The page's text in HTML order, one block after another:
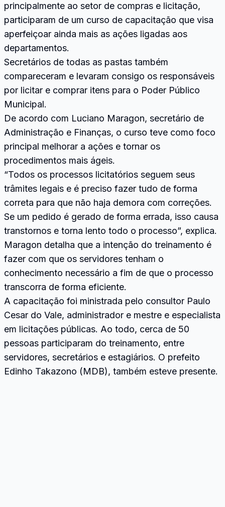
principalmente ao setor de compras e licitação,
participaram de um curso de capacitação que visa
aperfeiçoar ainda mais as ações ligadas aos
departamentos.
Secretários de todas as pastas também
compareceram e levaram consigo os responsáveis
por licitar e comprar itens para o Poder Público
Municipal.
De acordo com Luciano Maragon, secretário de
Administração e Finanças, o curso teve como foco
principal melhorar a ações e tornar os
procedimentos mais ágeis.
“Todos os processos licitatórios seguem seus
trâmites legais e é preciso fazer tudo de forma
correta para que não haja demora com correções.
Se um pedido é gerado de forma errada, isso causa
transtornos e torna lento todo o processo”, explica.
Maragon detalha que a intenção do treinamento é
fazer com que os servidores tenham o
conhecimento necessário a fim de que o processo
transcorra de forma eficiente.
A capacitação foi ministrada pelo consultor Paulo
Cesar do Vale, administrador e mestre e especialista
em licitações públicas. Ao todo, cerca de 50
pessoas participaram do treinamento, entre
servidores, secretários e estagiários. O prefeito
Edinho Takazono (MDB), também esteve presente.